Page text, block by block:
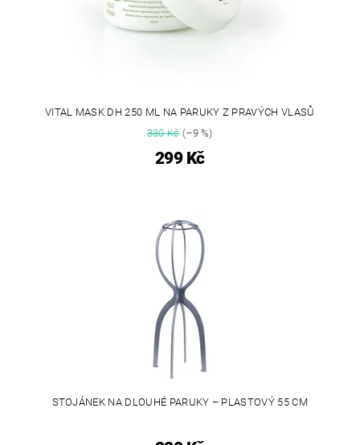
VITAL MASK DH 250 ML NA PARUKY Z PRAVÝCH VLASŮ
330 Kč(–9 %)
299 Kč
STOJÁNEK NA DLOUHÉ PARUKY – PLASTOVÝ 55 CM